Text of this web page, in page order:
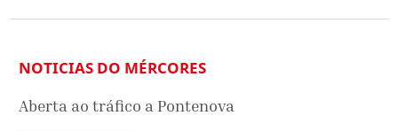
NOTICIAS DO MÉRCORES
Aberta ao tráfico a Pontenova